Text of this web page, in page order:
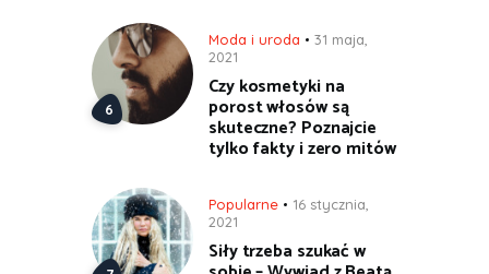
Moda i uroda
31 maja,
2021
Czy kosmetyki na
porost włosów są
skuteczne? Poznajcie
tylko fakty i zero mitów
Popularne
16 stycznia,
2021
Siły trzeba szukać w